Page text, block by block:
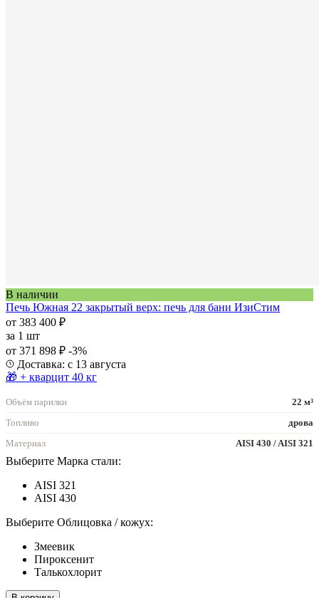
В наличии
Печь Южная 22 закрытый верх: печь для бани ИзиСтим
от 383 400 ₽
за 1 шт
от 371 898 ₽ -3%
Доставка: с 13 августа
🎁 + кварцит 40 кг
Объём парилки
22 м³
Топливо
дрова
Материал
AISI 430 / AISI 321
Выберите Марка стали:
AISI 321
AISI 430
Выберите Облицовка / кожух:
Змеевик
Пироксенит
Талькохлорит